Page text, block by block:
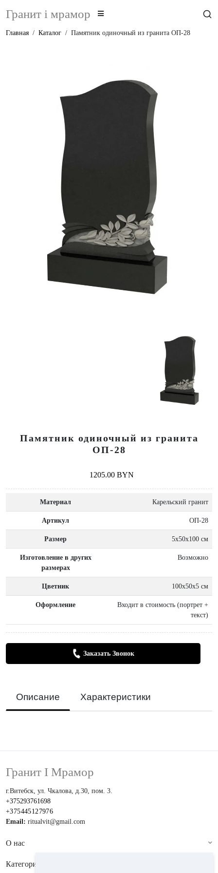
Гранит i мрамор
Главная Каталог Памятник одиночный из гранита ОП-28
Памятник одиночный из гранита
ОП-28
1205.00 BYN
Материал Карельский гранит
Артикул ОП-28
Размер 5x50x100 см
Изготовление в других
размерах
Возможно
Цветник 100х50х5 см
Оформление
Входит в стоимость (портрет +
текст)
Заказать Звонок
Описание Характеристики
Гранит I Мрамор
г.Витебск, ул. Чкалова, д.30, пом. 3.
+375293761698
+375445127976
Email: ritualvit@gmail.com
О нас
Категории